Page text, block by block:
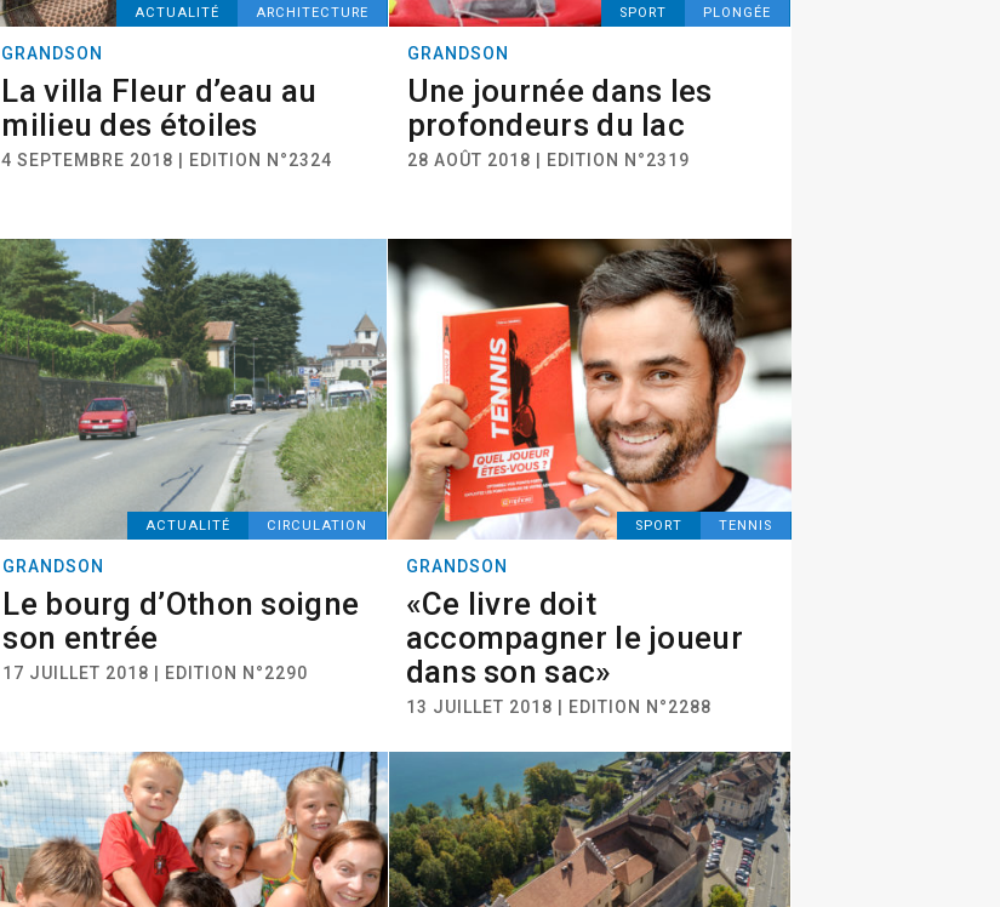
ACTUALITÉ ARCHITECTURE
GRANDSON
La villa Fleur d’eau au
milieu des étoiles
4 SEPTEMBRE 2018 | EDITION N°2324
SPORT PLONGÉE
GRANDSON
Une journée dans les
profondeurs du lac
28 AOÛT 2018 | EDITION N°2319
ACTUALITÉ CIRCULATION
GRANDSON
Le bourg d’Othon soigne
son entrée
17 JUILLET 2018 | EDITION N°2290
SPORT TENNIS
GRANDSON
«Ce livre doit
accompagner le joueur
dans son sac»
13 JUILLET 2018 | EDITION N°2288